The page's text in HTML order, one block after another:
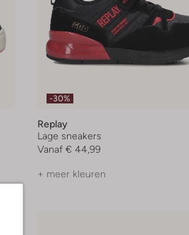
-30%
Replay
Lage sneakers
Vanaf € 44,99
+ meer kleuren